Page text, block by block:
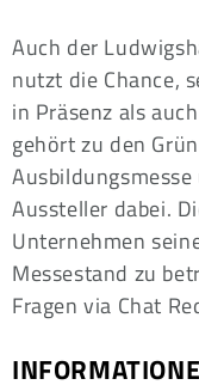
Auch der
nutzt die Chance,
in Präsenz als
gehört zu den
Aussteller dabei.
Unternehmen
Messestand zu
Fragen via Chat